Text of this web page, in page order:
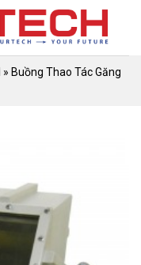
» Buồng Thao Tác Găng